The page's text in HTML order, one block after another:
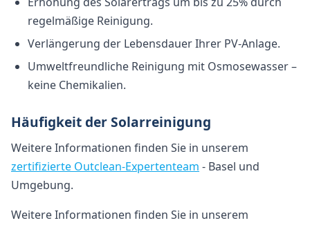
regelmäßige Reinigung.
Verlängerung der Lebensdauer Ihrer PV-Anlage.
Umweltfreundliche Reinigung mit Osmosewasser –
keine Chemikalien.
Häufigkeit der Solarreinigung
Weitere Informationen finden Sie in unserem
zertifizierte Outclean-Expertenteam - Basel und
Umgebung.
Weitere Informationen finden Sie in unserem